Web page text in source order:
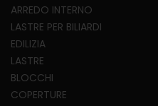
ARREDO INTERNO
LASTRE PER BILIARDI
EDILIZIA
LASTRE
BLOCCHI
COPERTURE